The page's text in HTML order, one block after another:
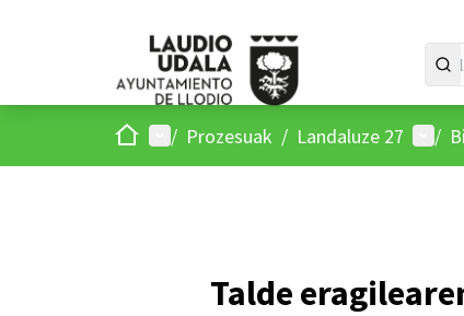
HasieraMenu nagusia
/ Prozesuak / Landaluze 27 /
Talde